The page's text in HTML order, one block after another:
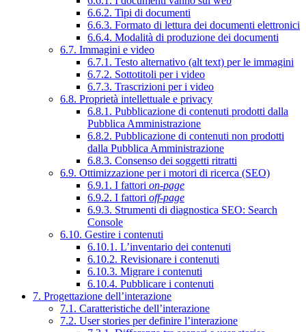
6.6.2. Tipi di documenti
6.6.3. Formato di lettura dei documenti elettronici
6.6.4. Modalità di produzione dei documenti
6.7. Immagini e video
6.7.1. Testo alternativo (alt text) per le immagini
6.7.2. Sottotitoli per i video
6.7.3. Trascrizioni per i video
6.8. Proprietà intellettuale e privacy
6.8.1. Pubblicazione di contenuti prodotti dalla
Pubblica Amministrazione
6.8.2. Pubblicazione di contenuti non prodotti
dalla Pubblica Amministrazione
6.8.3. Consenso dei soggetti ritratti
6.9. Ottimizzazione per i motori di ricerca (SEO)
6.9.1. I fattori on-page
6.9.2. I fattori off-page
6.9.3. Strumenti di diagnostica SEO: Search
Console
6.10. Gestire i contenuti
6.10.1. L’inventario dei contenuti
6.10.2. Revisionare i contenuti
6.10.3. Migrare i contenuti
6.10.4. Pubblicare i contenuti
7. Progettazione dell’interazione
7.1. Caratteristiche dell’interazione
7.2. User stories per definire l’interazione